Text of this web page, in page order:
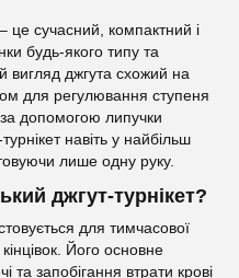
це сучасний, компактний і
будь-якого типу та
вигляд джгута схожий на
для регулювання ступеня
за допомогою липучки
навіть у найбільш
лише одну руку.
джгут-турнікет?
для тимчасової
Його основне
та запобігання втрати крові